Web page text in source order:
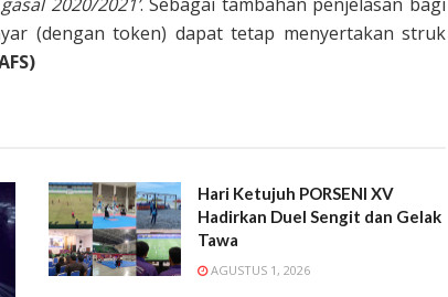
(dengan token) dapat tetap menyertakan struk
Hari Ketujuh PORSENI XV
Hadirkan Duel Sengit dan Gelak
Tawa
AGUSTUS 1, 2026